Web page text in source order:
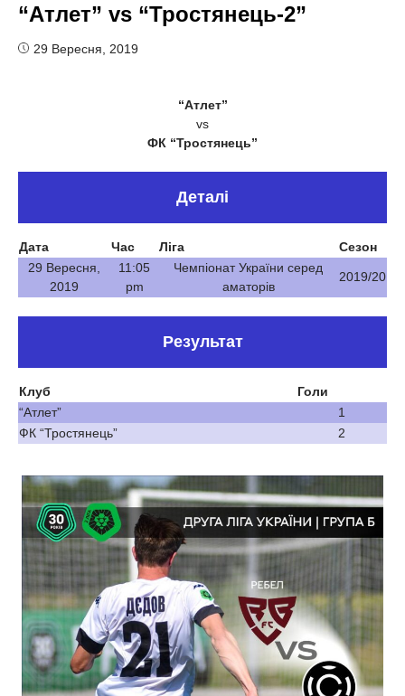
“Атлет” vs “Тростянець-2”
29 Вересня, 2019
“Атлет”
vs
ФК “Тростянець”
Деталі
Дата Час Ліга
Сезон
29 Вересня,
2019
11:05
pm
Чемпіонат України серед
аматорів
2019/20
Результат
Клуб
Голи
“Атлет”
1
ФК “Тростянець”
2